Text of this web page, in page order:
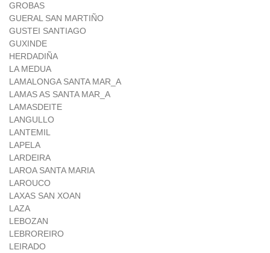
GROBAS
GUERAL SAN MARTIÑO
GUSTEI SANTIAGO
GUXINDE
HERDADIÑA
LA MEDUA
LAMALONGA SANTA MAR_A
LAMAS AS SANTA MAR_A
LAMASDEITE
LANGULLO
LANTEMIL
LAPELA
LARDEIRA
LAROA SANTA MARIA
LAROUCO
LAXAS SAN XOAN
LAZA
LEBOZAN
LEBROREIRO
LEIRADO